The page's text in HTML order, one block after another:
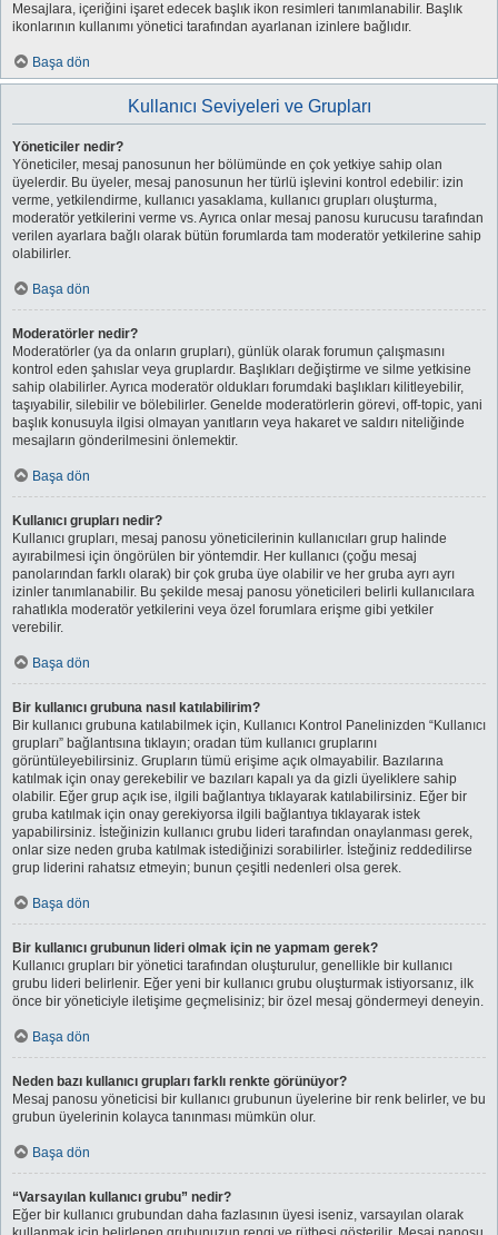
Mesajlara, içeriğini işaret edecek başlık ikon resimleri tanımlanabilir. Başlık
ikonlarının kullanımı yönetici tarafından ayarlanan izinlere bağlıdır.
Başa dön
Kullanıcı Seviyeleri ve Grupları
Yöneticiler nedir?
Yöneticiler, mesaj panosunun her bölümünde en çok yetkiye sahip olan
üyelerdir. Bu üyeler, mesaj panosunun her türlü işlevini kontrol edebilir: izin
verme, yetkilendirme, kullanıcı yasaklama, kullanıcı grupları oluşturma,
moderatör yetkilerini verme vs. Ayrıca onlar mesaj panosu kurucusu tarafından
verilen ayarlara bağlı olarak bütün forumlarda tam moderatör yetkilerine sahip
olabilirler.
Başa dön
Moderatörler nedir?
Moderatörler (ya da onların grupları), günlük olarak forumun çalışmasını
kontrol eden şahıslar veya gruplardır. Başlıkları değiştirme ve silme yetkisine
sahip olabilirler. Ayrıca moderatör oldukları forumdaki başlıkları kilitleyebilir,
taşıyabilir, silebilir ve bölebilirler. Genelde moderatörlerin görevi, off-topic, yani
başlık konusuyla ilgisi olmayan yanıtların veya hakaret ve saldırı niteliğinde
mesajların gönderilmesini önlemektir.
Başa dön
Kullanıcı grupları nedir?
Kullanıcı grupları, mesaj panosu yöneticilerinin kullanıcıları grup halinde
ayırabilmesi için öngörülen bir yöntemdir. Her kullanıcı (çoğu mesaj
panolarından farklı olarak) bir çok gruba üye olabilir ve her gruba ayrı ayrı
izinler tanımlanabilir. Bu şekilde mesaj panosu yöneticileri belirli kullanıcılara
rahatlıkla moderatör yetkilerini veya özel forumlara erişme gibi yetkiler
verebilir.
Başa dön
Bir kullanıcı grubuna nasıl katılabilirim?
Bir kullanıcı grubuna katılabilmek için, Kullanıcı Kontrol Panelinizden “Kullanıcı
grupları” bağlantısına tıklayın; oradan tüm kullanıcı gruplarını
görüntüleyebilirsiniz. Grupların tümü erişime açık olmayabilir. Bazılarına
katılmak için onay gerekebilir ve bazıları kapalı ya da gizli üyeliklere sahip
olabilir. Eğer grup açık ise, ilgili bağlantıya tıklayarak katılabilirsiniz. Eğer bir
gruba katılmak için onay gerekiyorsa ilgili bağlantıya tıklayarak istek
yapabilirsiniz. İsteğinizin kullanıcı grubu lideri tarafından onaylanması gerek,
onlar size neden gruba katılmak istediğinizi sorabilirler. İsteğiniz reddedilirse
grup liderini rahatsız etmeyin; bunun çeşitli nedenleri olsa gerek.
Başa dön
Bir kullanıcı grubunun lideri olmak için ne yapmam gerek?
Kullanıcı grupları bir yönetici tarafından oluşturulur, genellikle bir kullanıcı
grubu lideri belirlenir. Eğer yeni bir kullanıcı grubu oluşturmak istiyorsanız, ilk
önce bir yöneticiyle iletişime geçmelisiniz; bir özel mesaj göndermeyi deneyin.
Başa dön
Neden bazı kullanıcı grupları farklı renkte görünüyor?
Mesaj panosu yöneticisi bir kullanıcı grubunun üyelerine bir renk belirler, ve bu
grubun üyelerinin kolayca tanınması mümkün olur.
Başa dön
“Varsayılan kullanıcı grubu” nedir?
Eğer bir kullanıcı grubundan daha fazlasının üyesi iseniz, varsayılan olarak